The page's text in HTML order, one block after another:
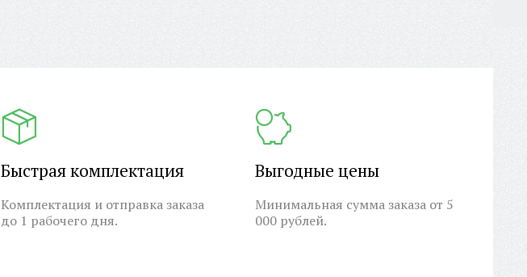
Быстрая комплектация
Комплектация и отправка заказа
до 1 рабочего дня.
Выгодные цены
Минимальная сумма заказа от 5
000 рублей.